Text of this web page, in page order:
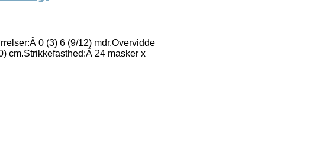
0 (3) 6 (9/12) mdr.Overvidde
cm.Strikkefasthed:Â 24 masker x